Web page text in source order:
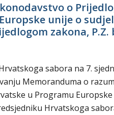
o
unije o
zakona, P.Z.
sabora na 7.
Memoranduma o
u Programu
Hrvatskoga